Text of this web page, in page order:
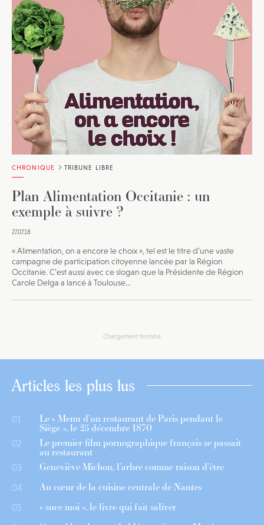
CHRONIQUE TRIBUNE LIBRE
Plan Alimentation Occitanie : un
exemple à suivre ?
27.07.18
« Alimentation, on a encore le choix », tel est le titre d’une vaste
campagne de participation citoyenne lancée par la Région
Occitanie. C’est aussi avec ce slogan que la Présidente de Région
Carole Delga a lancé à Toulouse...
Chargement terminé
Articles les plus lus
01 Le « Menu d’un restaurant de Paris pendant le
Siège », le 25 décembre 1870
02 Le premier film pornographique français se passait
au restaurant
03 Geneviève Michon, l’arbre comme raison d’être
04 Au cœur de la cuisine centrale de Nantes
05 « suce moi », le livre qui fait saliver